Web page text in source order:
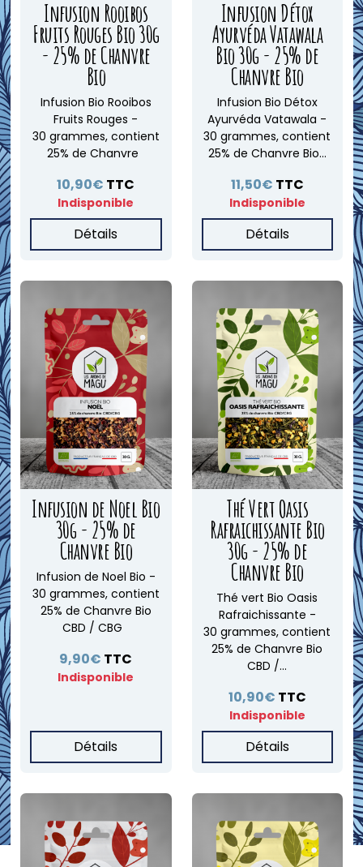
Infusion Rooibos
Fruits Rouges Bio 30g
- 25% de Chanvre
Bio
Infusion Bio Rooibos
Fruits Rouges -
30 grammes, contient
25% de Chanvre
10,90€ TTC
Indisponible
Détails
Infusion Détox
Ayurvéda Vatawala
Bio 30g - 25% de
Chanvre Bio
Infusion Bio Détox
Ayurvéda Vatawala -
30 grammes, contient
25% de Chanvre Bio...
11,50€ TTC
Indisponible
Détails
Infusion de Noel Bio
30g - 25% de
Chanvre Bio
Infusion de Noel Bio -
30 grammes, contient
25% de Chanvre Bio
CBD / CBG
9,90€ TTC
Indisponible
Détails
Thé Vert Oasis
Rafraichissante Bio
30g - 25% de
Chanvre Bio
Thé vert Bio Oasis
Rafraichissante -
30 grammes, contient
25% de Chanvre Bio
CBD /...
10,90€ TTC
Indisponible
Détails